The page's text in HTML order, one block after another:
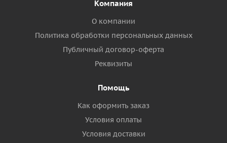
Компания
О компании
Политика обработки персональных данных
Публичный договор-оферта
Реквизиты
Помощь
Как оформить заказ
Условия оплаты
Условия доставки